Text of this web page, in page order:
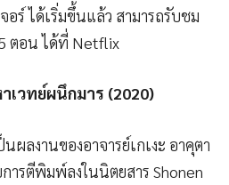
ร์ ได้เริ่มขึ้นแล้ว สามารถรับชม
ตอน ได้ที่ Netflix
เวทย์ผนึกมาร (2020)
ผลงานของอาจารย์เกเงะ อาคุตา
ารตีพิมพ์ลงในนิตยสาร Shonen